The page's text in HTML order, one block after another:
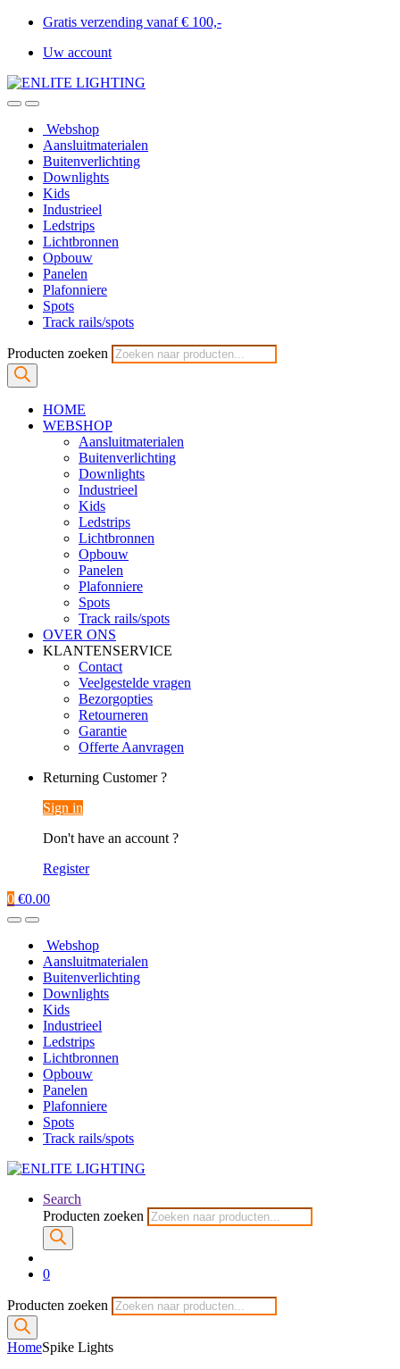
Gratis verzending vanaf € 100,-
Uw account
Webshop
Aansluitmaterialen
Buitenverlichting
Downlights
Kids
Industrieel
Ledstrips
Lichtbronnen
Opbouw
Panelen
Plafonniere
Spots
Track rails/spots
Producten zoeken
HOME
WEBSHOP
Aansluitmaterialen
Buitenverlichting
Downlights
Industrieel
Kids
Ledstrips
Lichtbronnen
Opbouw
Panelen
Plafonniere
Spots
Track rails/spots
OVER ONS
KLANTENSERVICE
Contact
Veelgestelde vragen
Bezorgopties
Retourneren
Garantie
Offerte Aanvragen
Returning Customer ?
Sign in
Don't have an account ?
Register
0 €0.00
Webshop
Aansluitmaterialen
Buitenverlichting
Downlights
Kids
Industrieel
Ledstrips
Lichtbronnen
Opbouw
Panelen
Plafonniere
Spots
Track rails/spots
Search
Producten zoeken
0
Producten zoeken
HomeSpike Lights